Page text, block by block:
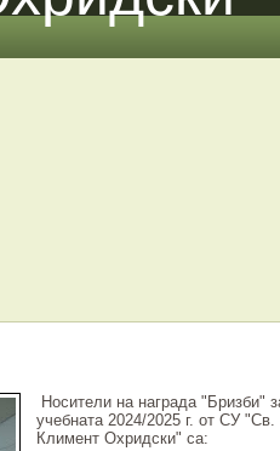
Носители на награда "Бризби"
учебната 2024/2025 г. от СУ "Св.
Климент Охридски" са: